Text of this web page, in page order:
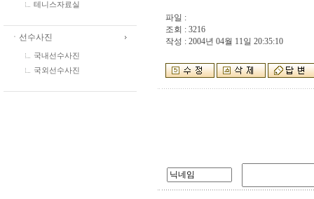
테니스자료실
ㆍ선수사진
국내선수사진
국외선수사진
파일 :
조회 : 3216
작성 : 2004년 04월 11일 20:35:10